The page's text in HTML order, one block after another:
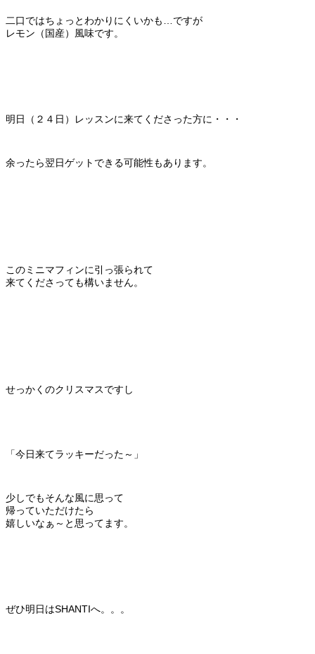
二口ではちょっとわかりにくいかも…ですが
レモン（国産）風味です。
明日（２４日）レッスンに来てくださった方に・・・
余ったら翌日ゲットできる可能性もあります。
このミニマフィンに引っ張られて
来てくださっても構いません。
せっかくのクリスマスですし
「今日来てラッキーだった～」
少しでもそんな風に思って
帰っていただけたら
嬉しいなぁ～と思ってます。
ぜひ明日はSHANTIへ。。。